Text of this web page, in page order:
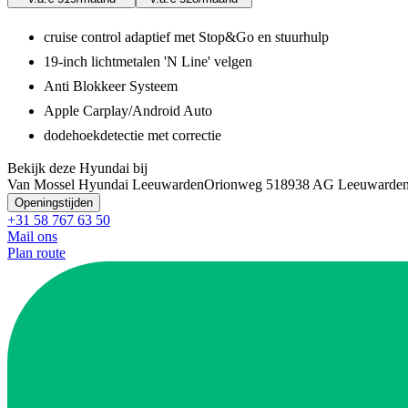
cruise control adaptief met Stop&Go en stuurhulp
19-inch lichtmetalen 'N Line' velgen
Anti Blokkeer Systeem
Apple Carplay/Android Auto
dodehoekdetectie met correctie
Bekijk deze Hyundai bij
Van Mossel Hyundai LeeuwardenOrionweg 518938 AG
Openingstijden
+31 58 767 63 50
Mail ons
Plan route